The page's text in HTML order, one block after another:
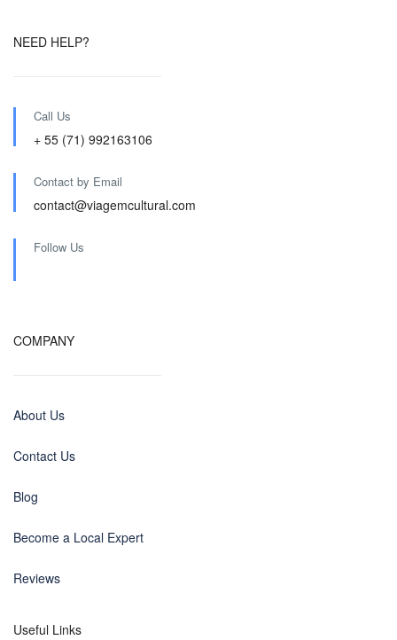
NEED HELP?
Call Us
+ 55 (71) 992163106
Contact by Email
contact@viagemcultural.com
Follow Us
COMPANY
About Us
Contact Us
Blog
Become a Local Expert
Reviews
Useful Links